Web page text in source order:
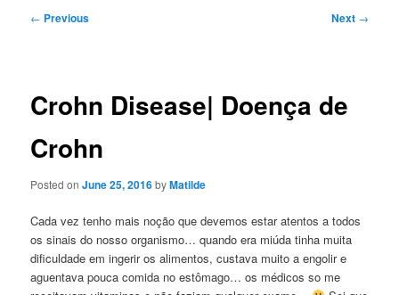
Post
← Previous Next →
Crohn Disease| Doença de
Crohn
Posted onJune 25, 2016byMatilde
Cada vez tenho mais noção que devemos estar atentos a todos
os sinais do nosso organismo… quando era miúda tinha muita
dificuldade em ingerir os alimentos, custava muito a engolir e
aguentava pouca comida no estômago… os médicos so me